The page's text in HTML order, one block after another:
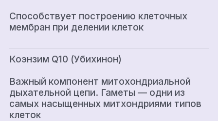
Способствует построению клеточных
мембран при делении клеток
Коэнзим Q10 (Убихинон)
Важный компонент митохондриальной
дыхательной цепи. Гаметы — одни из
самых насыщенных митхондриями типов
клеток